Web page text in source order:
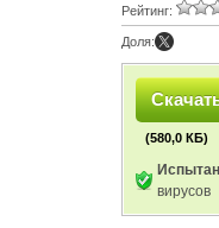
Рейтинг:
Доля:
(580,0 КБ)
вирусов